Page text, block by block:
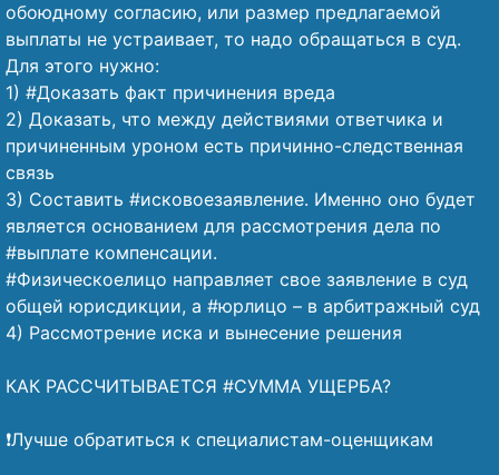
обоюдному согласию, или размер предлагаемой
выплаты не устраивает, то надо обращаться в суд.
Для этого нужно:
1) #Доказать факт причинения вреда
2) Доказать, что между действиями ответчика и
причиненным уроном есть причинно-следственная
связь
3) Составить #исковоезаявление. Именно оно будет
является основанием для рассмотрения дела по
#выплате компенсации.
#Физическоелицо направляет свое заявление в суд
общей юрисдикции, а #юрлицо – в арбитражный суд
4) Рассмотрение иска и вынесение решения
КАК РАССЧИТЫВАЕТСЯ #СУММА УЩЕРБА?
❗Лучше обратиться к специалистам-оценщикам